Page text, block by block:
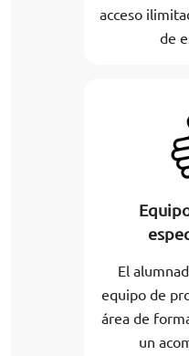
acceso
de
El
equipo de
área de
un